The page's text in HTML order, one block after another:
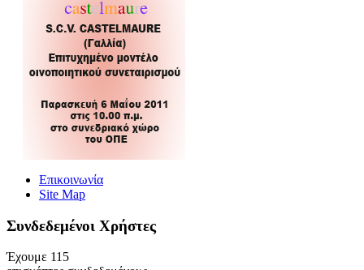
Επικοινωνία
Site Map
Συνδεδεμένοι Xρήστες
Έχουμε 115